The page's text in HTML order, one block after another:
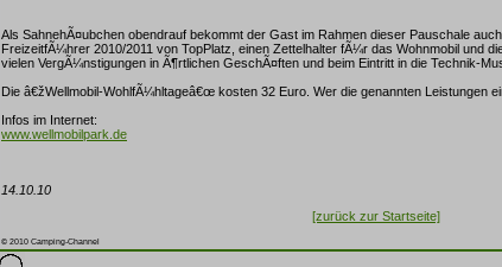
Als SahnehÃ¤ubchen obendrauf bekommt der Gast im Rahmen dieser Pauschale
FreizeitfÃ¼hrer 2010/2011 von TopPlatz, einen Zettelhalter fÃ¼r das Wohnmobil und
vielen VergÃ¼nstigungen in Ã¶rtlichen GeschÃ¤ften und beim Eintritt in die Technik-
Die â€žWellmobil-WohlfÃ¼hltageâ€œ kosten 32 Euro. Wer die genannten Leistungen
Infos im Internet:
www.wellmobilpark.de
14.10.10
[zurück zur Startseite]
© 2010 Camping-Channel